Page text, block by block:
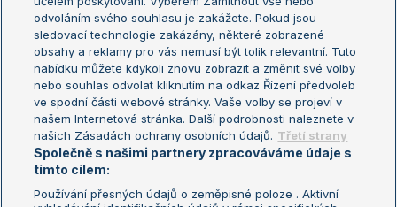
Turnaj mistrů
Turnaj mistryň
Aktualní trendy
Fotbalové přestupy
Livesport Daily
LS Prague Open
odvoláním svého souhlasu je zakážete. Pokud jsou
sledovací technologie zakázány, některé zobrazené
obsahy a reklamy pro vás nemusí být tolik relevantní. Tuto
nabídku můžete kdykoli znovu zobrazit a změnit své volby
nebo souhlas odvolat kliknutím na odkaz Řízení předvoleb
ve spodní části webové stránky. Vaše volby se projeví v
našem Internetová stránka. Další podrobnosti naleznete v
našich Zásadách ochrany osobních údajů. Třetí strany
Společně s našimi partnery zpracováváme údaje s
tímto cílem:
Používání přesných údajů o zeměpisné poloze . Aktivní